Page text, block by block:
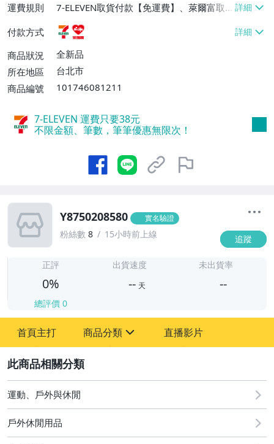
運費規則
7-ELEVEN取貨付款【免運費】、萊爾富取
貨付款【免運費】
付款方式
商品狀況
全新品
所在地區
台北市
商品編號
101746081211
7-ELEVEN 運費只要38元
不限金額、筆數，筆筆優惠無限次！
Y8750208580 實名驗證
粉絲數 8 15小時前上線 追蹤
正評
0%
總評價 0
出貨速度
-- 天
未出貨率
--
首頁主打 商品分類
圖書/影音/文具
古董、藝術與礦石
直播影片
運動、戶外與休閒
戶外休閒用品